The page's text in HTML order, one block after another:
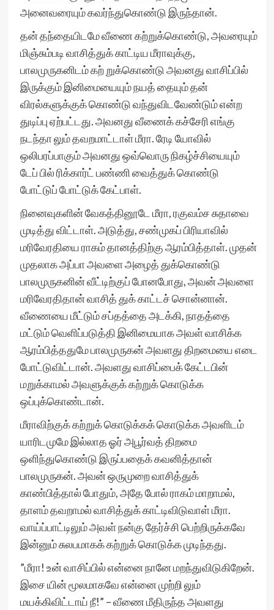
அனைவரையும் கவர்ந்துகொண்டு இருந்தான்.
தன் தந்தையிடமே வீணை கற்றுக்கொண்டு, அவரையும்
மிஞ்சும்படி வாசித்துக் காட்டிய மீராவுக்கு,
பாலமுருகனிடம் கற் றுக்கொண்டு அவனது வாசிப்பில்
இருக்கும் இனிமையையும் நயத் தையும் தன்
விரல்களுக்குக் கொண்டு வந்துவிடவேண்டும் என்ற
துடிப்பு ஏற்பட்டது. அவனது வீணைக் கச்சேரி எங்கு
நடந்தா லும் தவறமாட்டாள் மீரா. ரேடி யோவில்
ஒலிபரப்பாகும் அவனது ஒவ்வொரு நிகழ்ச்சியையும்
டேப் பில் ரிக்கார்ட் பண்ணி வைத்துக் கொண்டு
போட்டுப் போட்டுக் கேட்பாள்.
நினைவுகளின் வேகத்தினூடே மீரா, ரகுவம்ச சுதாவை
முடித்து விட்டாள். அடுத்து, சண்முகப் பிரியாவில்
மரிவேரதியை ராகம் தானத்திற்கு ஆரம்பித்தாள். முதன்
முதலாக அப்பா அவளை அழைத் துக்கொண்டு
பாலமுருகனின் வீட்டிற்குப் போனபோது, அவன் அவளை
மரிவேரதிதான் வாசித் துக் காட்டச் சொன்னான்.
வீணையை மீட்டும் சப்தத்தை அடக்கி, நாதத்தை
மட்டும் வெளிப்படுத்தி இனிமையாக அவள் வாசிக்க
ஆரம்பித்ததுமே பாலமுருகன் அவளது திறமையை எடை
போட்டுவிட்டான். அவளது வாசிப்பைக் கேட்டபின்
மறுக்காமல் அவளுக்குக் கற்றுக் கொடுக்க
ஒப்புக்கொண்டான்.
மீராவிற்குக் கற்றுக் கொடுக்கக் கொடுக்க அவளிடம்
யாரிடமுமே இல்லாத ஓர் அபூர்வத் திறமை
ஒளிந்துகொண்டு இருப்பதைக் கவனித்தான்
பாலமுருகன். அவன் ஒருமுறை வாசித்துக்
காண்பித்தால் போதும், அதே போல் ராகம் மாறாமல்,
தாளம் தவறாமல் வாசித்துக் காட்டிவிடுவாள் மீரா.
வாய்ப்பாட்டிலும் அவள் நன்கு தேர்ச்சி பெற்றிருக்கவே
இன்னும் சுலபமாகக் கற்றுக் கொடுக்க முடிந்தது.
”மீரா! உன் வாசிப்பில் என்னை நானே மறந்துவிடுகிறேன்.
இசை யின் மூலமாகவே என்னை முற்றி லும்
மயக்கிவிட்டாய் நீ!” – வீணை மீதிருந்த அவளது